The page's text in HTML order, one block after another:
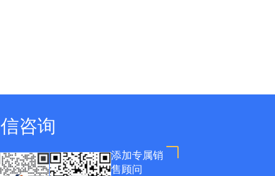
咨询
添加专属销
售顾问